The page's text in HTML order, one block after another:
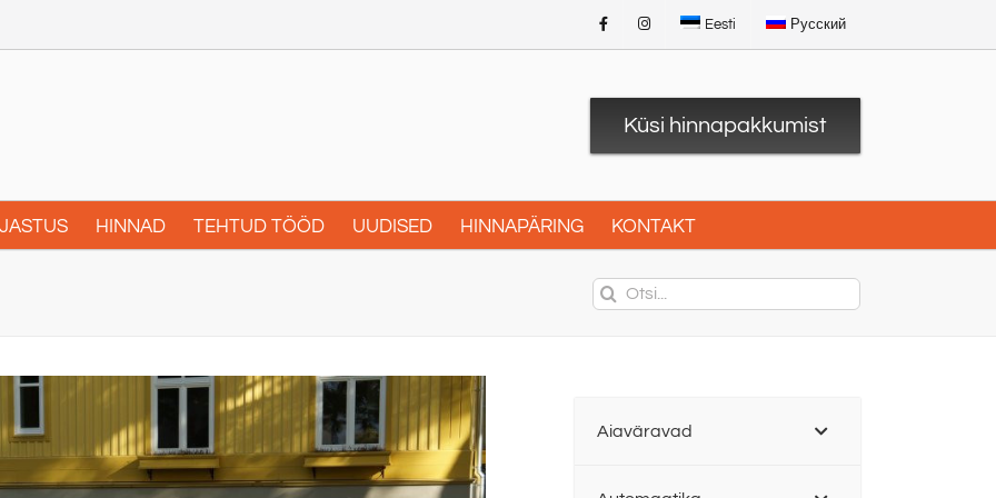
Eesti Русский
Küsi hinnapakkumist
HINNAD TEHTUD TÖÖD UUDISED HINNAPÄRING KONTAKT
Search
for:
Aiaväravad